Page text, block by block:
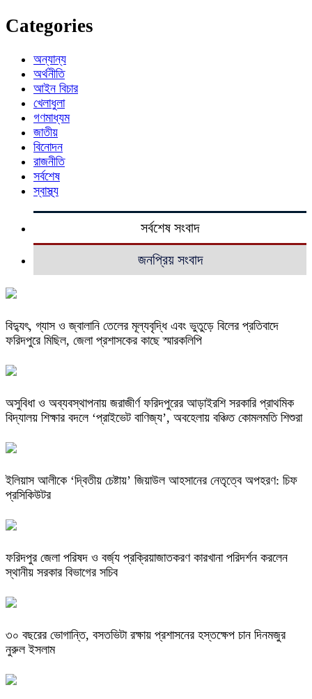
Categories
অন্যান্য
অর্থনীতি
আইন বিচার
খেলাধুলা
গণমাধ্যম
জাতীয়
বিনোদন
রাজনীতি
সর্বশেষ
স্বাস্থ্য
সর্বশেষ সংবাদ
জনপ্রিয় সংবাদ
বিদ্যুৎ, গ্যাস ও জ্বালানি তেলের মূল্যবৃদ্ধি এবং ভুতুড়ে বিলের প্রতিবাদে
ফরিদপুরে মিছিল, জেলা প্রশাসকের কাছে স্মারকলিপি
অসুবিধা ও অব্যবস্থাপনায় জরাজীর্ণ ফরিদপুরের আড়াইরশি সরকারি প্রাথমিক
বিদ্যালয় শিক্ষার বদলে ‘প্রাইভেট বাণিজ্য’, অবহেলায় বঞ্চিত কোমলমতি শিশুরা
ইলিয়াস আলীকে ‘দ্বিতীয় চেষ্টায়’ জিয়াউল আহসানের নেতৃত্বে অপহরণ: চিফ
প্রসিকিউটর
ফরিদপুর জেলা পরিষদ ও বর্জ্য প্রক্রিয়াজাতকরণ কারখানা পরিদর্শন করলেন
স্থানীয় সরকার বিভাগের সচিব
৩০ বছরের ভোগান্তি, বসতভিটা রক্ষায় প্রশাসনের হস্তক্ষেপ চান দিনমজুর
নুরুল ইসলাম